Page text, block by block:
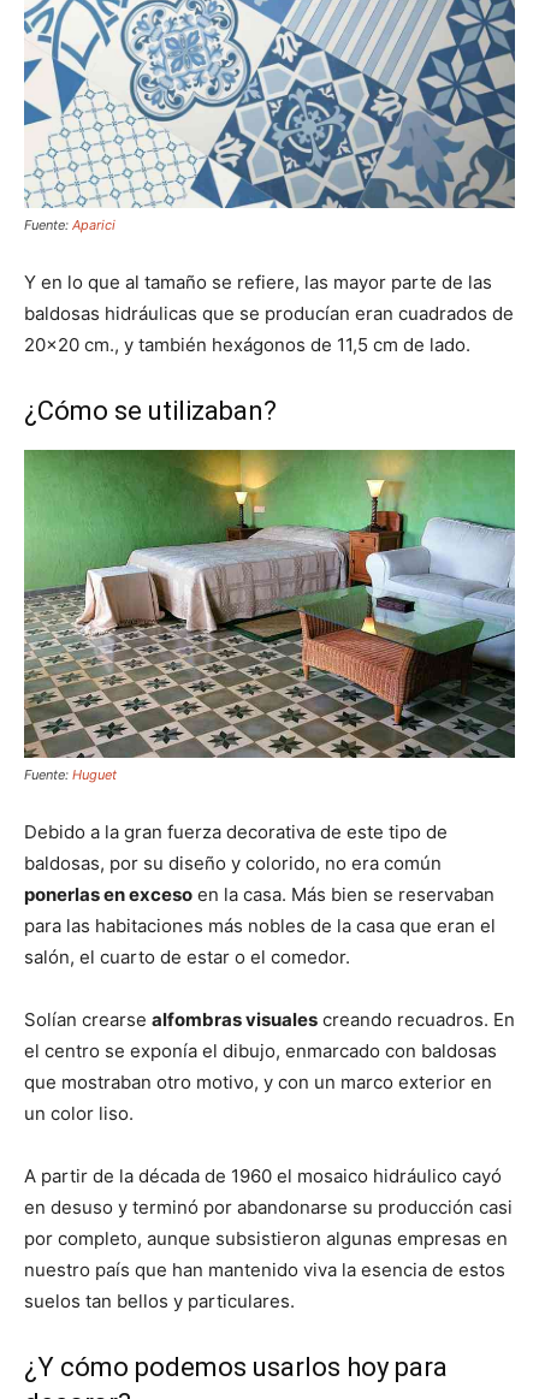
Fuente: Aparici
Y en lo que al tamaño se refiere, las mayor parte de las
baldosas hidráulicas que se producían eran cuadrados de
20×20 cm., y también hexágonos de 11,5 cm de lado.
¿Cómo se utilizaban?
Fuente: Huguet
Debido a la gran fuerza decorativa de este tipo de
baldosas, por su diseño y colorido, no era común
ponerlas en exceso en la casa. Más bien se reservaban
para las habitaciones más nobles de la casa que eran el
salón, el cuarto de estar o el comedor.
Solían crearse alfombras visuales creando recuadros. En
el centro se exponía el dibujo, enmarcado con baldosas
que mostraban otro motivo, y con un marco exterior en
un color liso.
A partir de la década de 1960 el mosaico hidráulico cayó
en desuso y terminó por abandonarse su producción casi
por completo, aunque subsistieron algunas empresas en
nuestro país que han mantenido viva la esencia de estos
suelos tan bellos y particulares.
¿Y cómo podemos usarlos hoy para